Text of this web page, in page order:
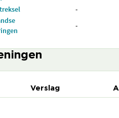
-
-
Verslag